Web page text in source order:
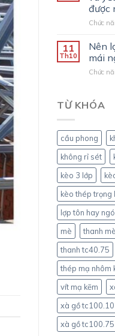
được
Chức
11
Th10
Nên
mái
Chức
TỪ KHÓA
cầu phong
không rỉ sét
kèo 3 lớp
kèo thép trọng
lợp tôn hay
mè
thanh
thanh tc40.75
thép mạ nhôm
vít mạ kẽm
xà gồ tc100.10
xà gồ tc100.75